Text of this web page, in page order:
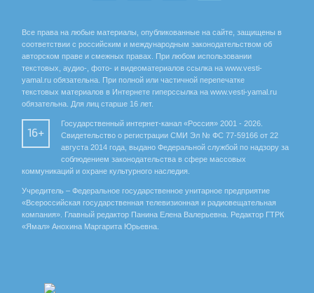
Все права на любые материалы, опубликованные на сайте, защищены в
соответствии с российским и международным законодательством об
авторском праве и смежных правах. При любом использовании
текстовых, аудио-, фото- и видеоматериалов ссылка на www.vesti-
yamal.ru обязательна. При полной или частичной перепечатке
текстовых материалов в Интернете гиперссылка на www.vesti-yamal.ru
обязательна. Для лиц старше 16 лет.
16+
Государственный интернет-канал «Россия» 2001 - 2026.
Свидетельство о регистрации СМИ Эл № ФС 77-59166 от 22
августа 2014 года, выдано Федеральной службой по надзору за
соблюдением законодательства в сфере массовых
коммуникаций и охране культурного наследия.
Учредитель – Федеральное государственное унитарное предприятие
«Всероссийская государственная телевизионная и радиовещательная
компания». Главный редактор Панина Елена Валерьевна. Редактор ГТРК
«Ямал» Анохина Маргарита Юрьевна.